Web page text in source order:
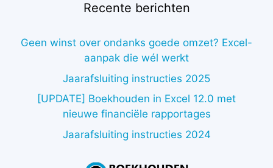
Recente berichten
Geen winst over ondanks goede omzet? Excel-
aanpak die wél werkt
Jaarafsluiting instructies 2025
[UPDATE] Boekhouden in Excel 12.0 met
nieuwe financiële rapportages
Jaarafsluiting instructies 2024